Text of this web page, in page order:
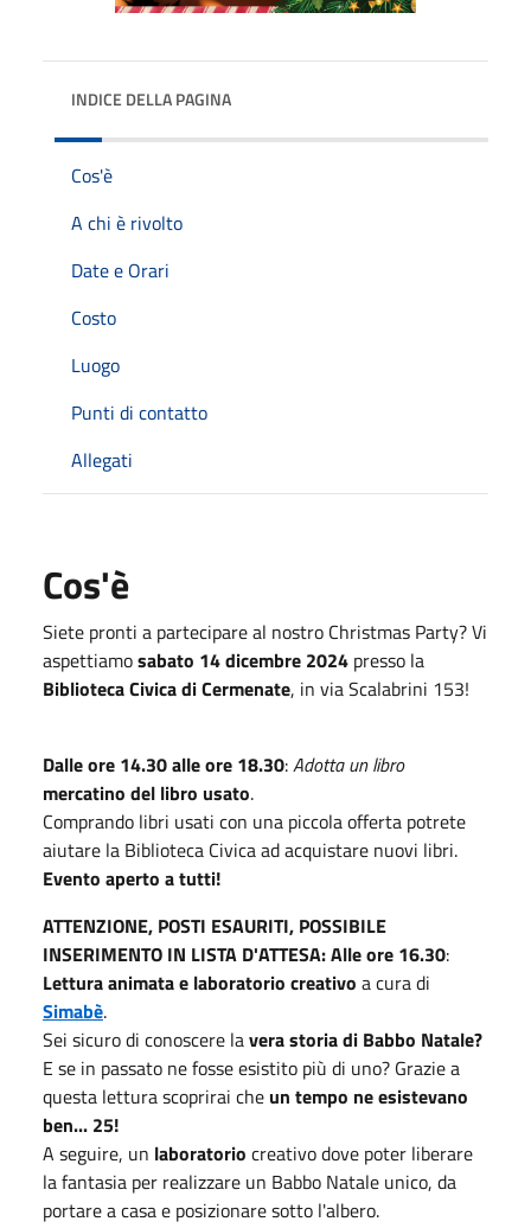
INDICE DELLA PAGINA
Cos'è
A chi è rivolto
Date e Orari
Costo
Luogo
Punti di contatto
Allegati
Cos'è
Siete pronti a partecipare al nostro Christmas Party? Vi
aspettiamosabato 14 dicembre 2024 presso la
Biblioteca Civica di Cermenate, in via Scalabrini 153!
Dalle ore 14.30 alle ore 18.30:Adotta un libro
mercatino del libro usato.
Comprando libri usati con una piccola offerta potrete
aiutare la Biblioteca Civica ad acquistare nuovi libri.
Evento aperto a tutti!
ATTENZIONE, POSTI ESAURITI, POSSIBILE
INSERIMENTO IN LISTA D'ATTESA: Alle ore 16.30:
Lettura animata e laboratorio creativo a cura di
Simabè.
Sei sicuro di conoscere lavera storia di Babbo Natale?
E se in passato ne fosse esistito più di uno? Grazie a
questa lettura scoprirai che un tempo ne esistevano
ben... 25!
A seguire, un laboratorio creativo dove poter liberare
la fantasia per realizzare un Babbo Natale unico, da
portare a casa e posizionare sotto l'albero.